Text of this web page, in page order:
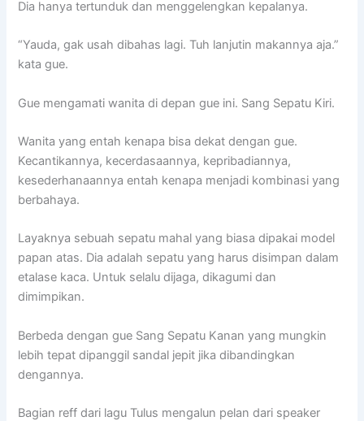
Dia hanya tertunduk dan menggelengkan kepalanya.
“Yauda, gak usah dibahas lagi. Tuh lanjutin makannya aja.”
kata gue.
Gue mengamati wanita di depan gue ini. Sang Sepatu Kiri.
Wanita yang entah kenapa bisa dekat dengan gue.
Kecantikannya, kecerdasaannya, kepribadiannya,
kesederhanaannya entah kenapa menjadi kombinasi yang
berbahaya.
Layaknya sebuah sepatu mahal yang biasa dipakai model
papan atas. Dia adalah sepatu yang harus disimpan dalam
etalase kaca. Untuk selalu dijaga, dikagumi dan
dimimpikan.
Berbeda dengan gue Sang Sepatu Kanan yang mungkin
lebih tepat dipanggil sandal jepit jika dibandingkan
dengannya.
Bagian reff dari lagu Tulus mengalun pelan dari speaker